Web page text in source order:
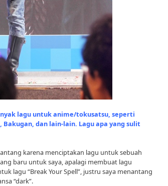
lagu untuk anime/tokusatsu, seperti
Bakugan, dan lain-lain. Lagu apa yang sulit
karena menciptakan lagu untuk sebuah
baru untuk saya, apalagi membuat lagu
lagu “Break Your Spell”, justru saya menantang
“dark”.